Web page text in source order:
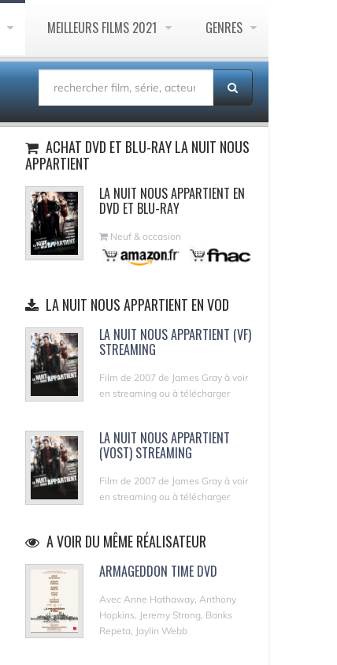
MEILLEURS FILMS 2021 GENRES
ACHAT DVD ET BLU-RAY LA NUIT NOUS
APPARTIENT
LA NUIT NOUS APPARTIENT EN
DVD ET BLU-RAY
Neuf & occasion
LA NUIT NOUS APPARTIENT EN VOD
LA NUIT NOUS APPARTIENT (VF)
STREAMING
Film de 2007 de James Gray à voir
en streaming ou à télécharger
LA NUIT NOUS APPARTIENT
(VOST) STREAMING
Film de 2007 de James Gray à voir
en streaming ou à télécharger
A VOIR DU MÊME RÉALISATEUR
ARMAGEDDON TIME DVD
Avec Anne Hathaway, Anthony
Hopkins, Jeremy Strong, Banks
Repeta, Jaylin Webb